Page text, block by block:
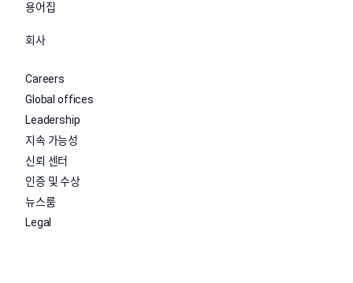
용어집
회사
Careers
Global offices
Leadership
지속 가능성
신뢰 센터
인증 및 수상
뉴스룸
Legal